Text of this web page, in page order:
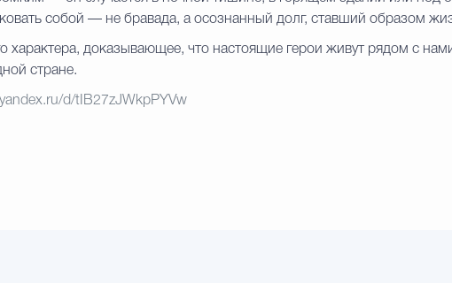
собой — не бравада, а осознанный долг, ставший образом
характера, доказывающее, что настоящие герои живут рядом с
стране.
d/tIB27zJWkpPYVw